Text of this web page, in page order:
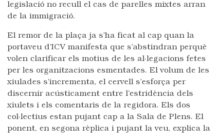
legislació no recull el cas de parelles mixtes arran
de la immigració.
El remor de la plaça ja s’ha ficat al cap quan la
portaveu d’ICV manifesta que s’abstindran perquè
volen clarificar els motius de les al·legacions fetes
per les organitzacions esmentades. El volum de les
xiulades s’incrementa, el cervell s’esforça per
discernir acústicament entre l’estridència dels
xiulets i els comentaris de la regidora. Els dos
col·lectius estan pujant cap a la Sala de Plens. El
ponent, en segona rèplica i pujant la veu, explica la